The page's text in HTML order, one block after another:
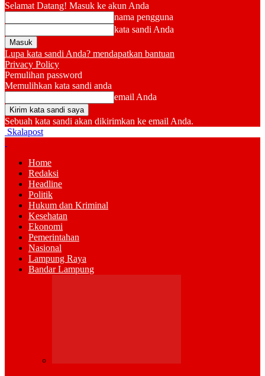
Selamat Datang! Masuk ke akun Anda
nama pengguna
kata sandi Anda
Lupa kata sandi Anda? mendapatkan bantuan
Privacy Policy
Pemulihan password
Memulihkan kata sandi anda
email Anda
Sebuah kata sandi akan dikirimkan ke email Anda.
Skalapost
Home
Redaksi
Headline
Politik
Hukum dan Kriminal
Kesehatan
Ekonomi
Pemerintahan
Nasional
Lampung Raya
Bandar Lampung